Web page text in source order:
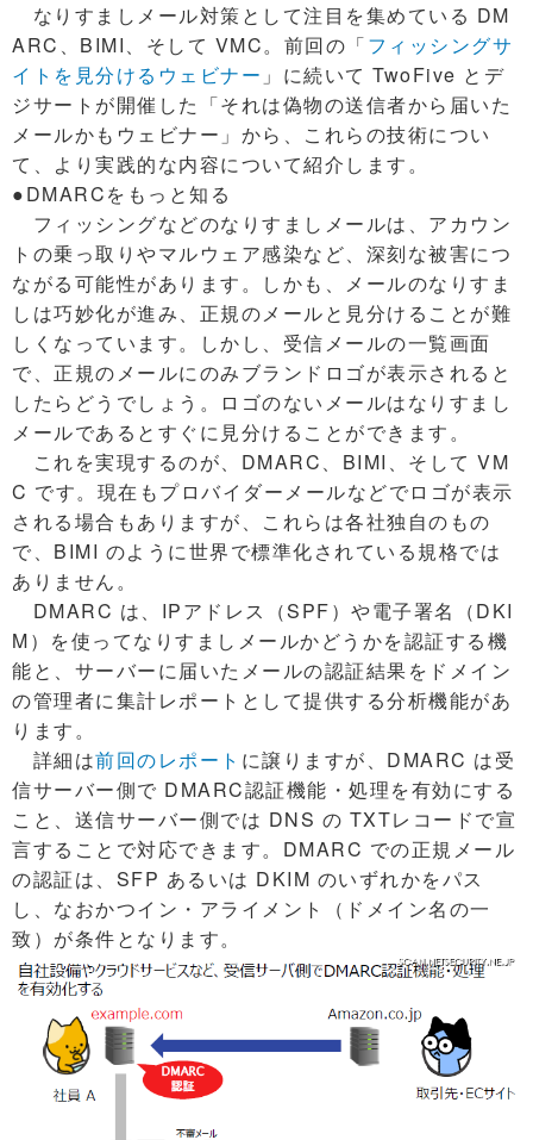
なりすましメール対策として注目を集めている DM
ARC、BIMI、そして VMC。前回の「フィッシングサ
イトを見分けるウェビナー 」に続いて TwoFive とデ
ジサートが開催した「それは偽物の送信者から届いた
メールかもウェビナー」から、これらの技術につい
て、より実践的な内容について紹介します。
●DMARCをもっと知る
フィッシングなどのなりすましメールは、アカウン
トの乗っ取りやマルウェア感染など、深刻な被害につ
ながる可能性があります。しかも、メールのなりすま
しは巧妙化が進み、正規のメールと見分けることが難
しくなっています。しかし、受信メールの一覧画面
で、正規のメールにのみブランドロゴが表示されると
したらどうでしょう。ロゴのないメールはなりすまし
メールであるとすぐに見分けることができます。
これを実現するのが、DMARC、BIMI、そして VM
C です。現在もプロバイダーメールなどでロゴが表示
される場合もありますが、これらは各社独自のもの
で、BIMI のように世界で標準化されている規格では
ありません。
DMARC は、IPアドレス（SPF）や電子署名（DKI
M）を使ってなりすましメールかどうかを認証する機
能と、サーバーに届いたメールの認証結果をドメイン
の管理者に集計レポートとして提供する分析機能があ
ります。
詳細は前回のレポート に譲りますが、DMARC は受
信サーバー側で DMARC認証機能・処理を有効にする
こと、送信サーバー側では DNS の TXTレコードで宣
言することで対応できます。DMARC での正規メール
の認証は、SFP あるいは DKIM のいずれかをパス
し、なおかつイン・アライメント（ドメイン名の一
致）が条件となります。